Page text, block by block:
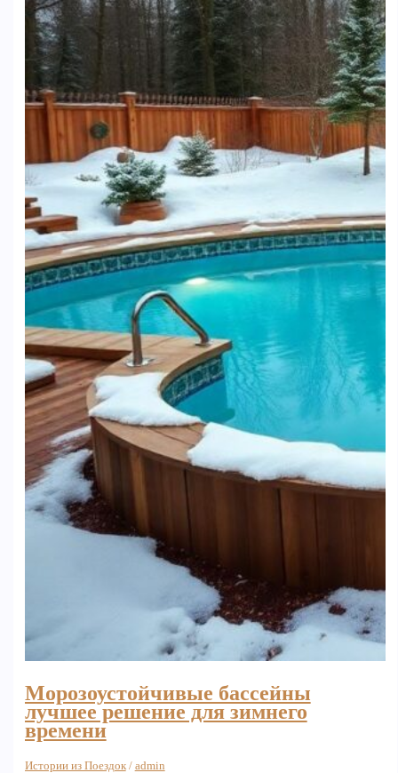
Морозоустойчивые бассейны
лучшее решение для зимнего
времени
Истории из Поездок/ admin